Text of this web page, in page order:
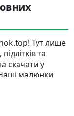
Тут лише
та
скачати у
малюнки